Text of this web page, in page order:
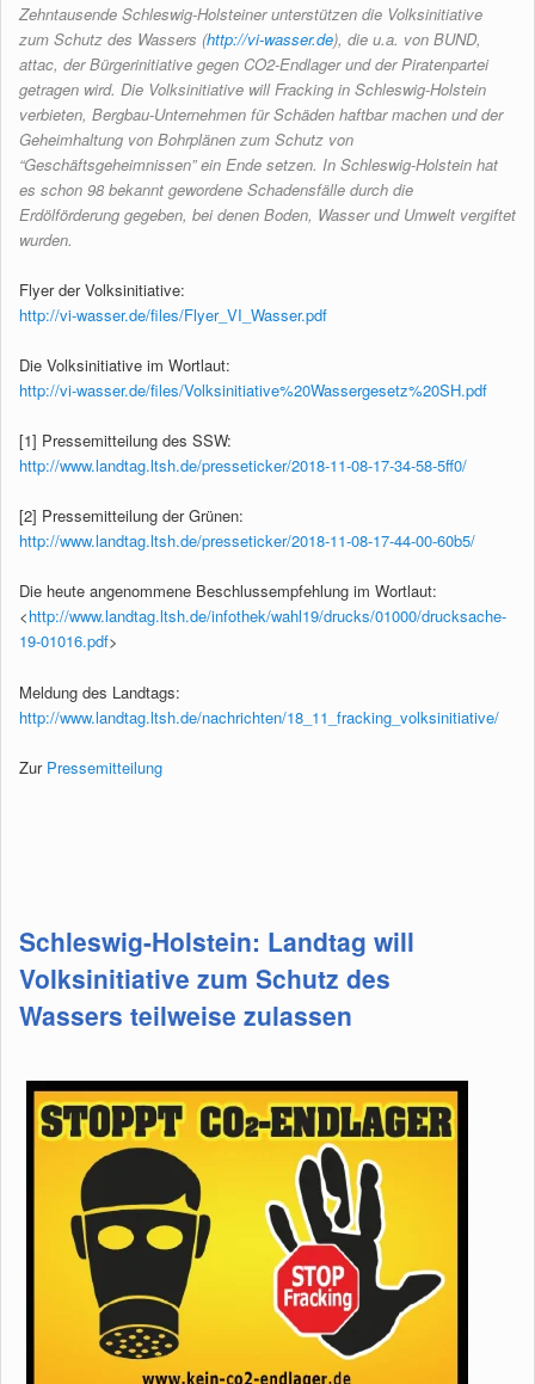
Zehntausende Schleswig-Holsteiner unterstützen die Volksinitiative
zum Schutz des Wassers (http://vi-wasser.de), die u.a. von BUND,
attac, derBürgerinitiative gegen CO2-Endlager und der Piratenpartei
getragen wird. Die Volksinitiative will Fracking in Schleswig-Holstein
verbieten, Bergbau-Unternehmen für Schäden haftbar machen und der
Geheimhaltung von Bohrplänen zum Schutz von
“Geschäftsgeheimnissen” ein Ende setzen. In Schleswig-Holstein hat
es schon 98 bekannt gewordene Schadensfälle durch die
Erdölförderung gegeben, bei denen Boden, Wasser und Umwelt vergiftet
wurden.
Flyer der Volksinitiative:
http://vi-wasser.de/files/Flyer_VI_Wasser.pdf
Die Volksinitiative im Wortlaut:
http://vi-wasser.de/files/Volksinitiative%20Wassergesetz%20SH.pdf
[1] Pressemitteilung des SSW:
http://www.landtag.ltsh.de/presseticker/2018-11-08-17-34-58-5ff0/
[2] Pressemitteilung der Grünen:
http://www.landtag.ltsh.de/presseticker/2018-11-08-17-44-00-60b5/
Die heute angenommene Beschlussempfehlung im Wortlaut:
<http://www.landtag.ltsh.de/infothek/wahl19/drucks/01000/drucksache-
19-01016.pdf>
Meldung des Landtags:
http://www.landtag.ltsh.de/nachrichten/18_11_fracking_volksinitiative/
Zur Pressemitteilung
Schleswig-Holstein: Landtag will
Volksinitiative zum Schutz des
Wassers teilweise zulassen